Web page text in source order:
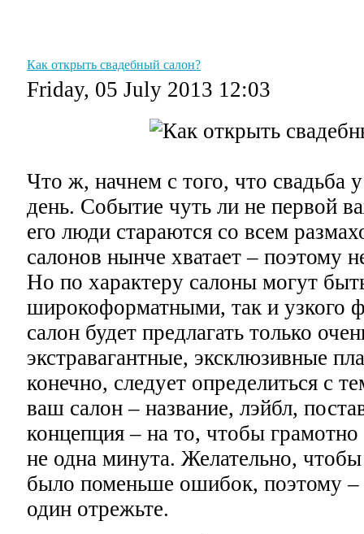
Как открыть свадебный салон?
Friday, 05 July 2013 12:03
Что ж, начнем с того, что свадьба
день. Событие чуть ли не первой
его люди стараются со всем
салонов нынче хватает – поэтому
Но по характеру салоны могут
широкоформатными, так и узкого
салон будет предлагать только
экстравагантные, эксклюзивные
конечно, следует определиться с
ваш салон – название, лэйбл,
концепция – на то, чтобы грамотно
не одна минута. Желательно,
было поменьше ошибок, поэтому –
один отрежьте.